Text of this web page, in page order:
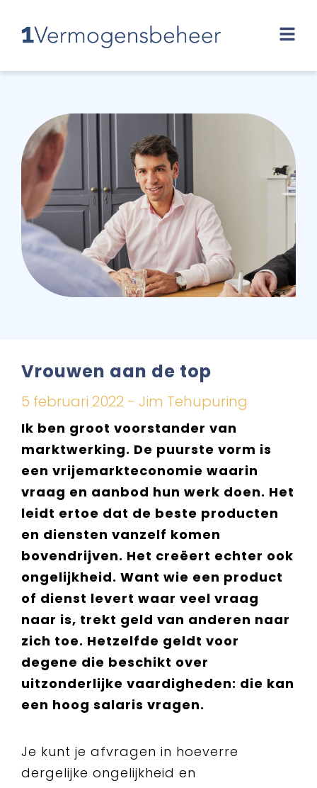
Vrouwen aan de top
5 februari 2022 - Jim Tehupuring
Ik ben groot voorstander van
marktwerking. De puurste vorm is
een vrijemarkteconomie waarin
vraag en aanbod hun werk doen. Het
leidt ertoe dat de beste producten
en diensten vanzelf komen
bovendrijven. Het creëert echter ook
ongelijkheid. Want wie een product
of dienst levert waar veel vraag
naar is, trekt geld van anderen naar
zich toe. Hetzelfde geldt voor
degene die beschikt over
uitzonderlijke vaardigheden: die kan
een hoog salaris vragen.
Je kunt je afvragen in hoeverre
dergelijke ongelijkheid en